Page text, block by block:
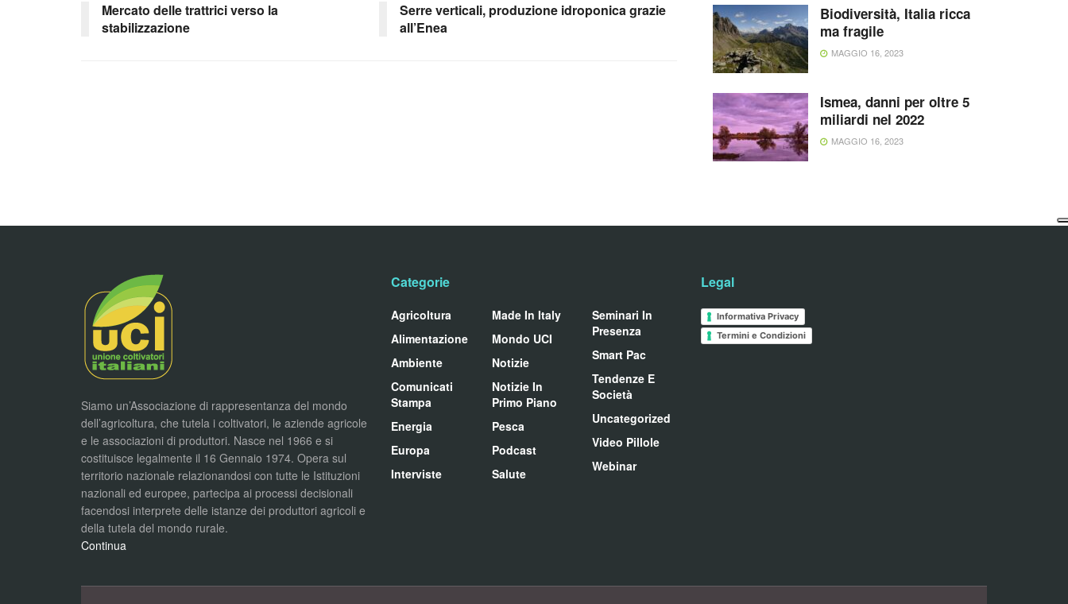
Mercato delle trattrici verso la
stabilizzazione
Serre verticali, produzione idroponica grazie
all’Enea
Biodiversità, Italia ricca
ma fragile
MAGGIO 16, 2023
Ismea, danni per oltre 5
miliardi nel 2022
MAGGIO 16, 2023
Siamo un’Associazione di rappresentanza del mondo
dell’agricoltura, che tutela i coltivatori, le aziende agricole
e le associazioni di produttori. Nasce nel 1966 e si
costituisce legalmente il 16 Gennaio 1974. Opera sul
territorio nazionale relazionandosi con tutte le Istituzioni
nazionali ed europee, partecipa ai processi decisionali
facendosi interprete delle istanze dei produttori agricoli e
della tutela del mondo rurale.
Continua
Categorie
Agricoltura
Alimentazione
Ambiente
Comunicati
Stampa
Energia
Europa
Interviste
Made In Italy
Mondo UCI
Notizie
Notizie In
Primo Piano
Pesca
Podcast
Salute
Seminari In
Presenza
Smart Pac
Tendenze E
Società
Uncategorized
Video Pillole
Webinar
Legal
Informativa Privacy
Termini e Condizioni